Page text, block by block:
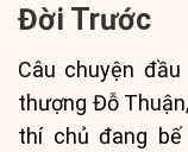
Đời Trước
Câu chuyện
thượng Đỗ
thí chủ đang